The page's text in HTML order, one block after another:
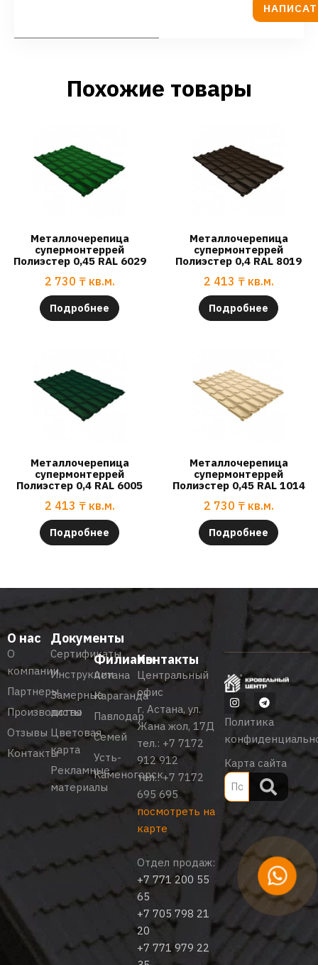
Похожие товары
Металлочерепица
супермонтеррей
Полиэстер 0,45 RAL 6029
2 730 ₸ кв.м.
Подробнее
Металлочерепица
супермонтеррей
Полиэстер 0,4 RAL 8019
2 413 ₸ кв.м.
Подробнее
Металлочерепица
супермонтеррей
Полиэстер 0,4 RAL 6005
2 413 ₸ кв.м.
Подробнее
Металлочерепица
супермонтеррей
Полиэстер 0,45 RAL 1014
2 730 ₸ кв.м.
Подробнее
О нас
О
компании
Партнеры
Производство
Отзывы
Контакты
Документы
Сертификаты
Инструкции
Замерные
листы
Цветовая
карта
Рекламные
материалы
Филиалы
Астана
Караганда
Павлодар
Семей
Усть-
Каменогорск
Контакты
Центральный
офис
г. Астана, ул.
Жана жол, 17Д
тел.: +7 7172
912 912
тел.:+7 7172
695 695
посмотреть на
карте
Отдел продаж:
+7 771 200 55
65
+7 705 798 21
20
+7 771 979 22
Политика
Карта сайта